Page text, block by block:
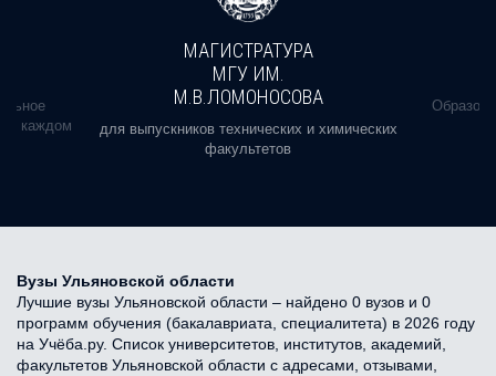
в каждом
МАГИСТРАТУРА
МГУ ИМ.
М.В.ЛОМОНОСОВА
для выпускников технических и химических
факультетов
Вузы Ульяновской области
Лучшие вузы Ульяновской области – найдено 0 вузов и 0
программ обучения (бакалавриата, специалитета) в 2026 году
на Учёба.ру. Список университетов, институтов, академий,
факультетов Ульяновской области с адресами, отзывами,